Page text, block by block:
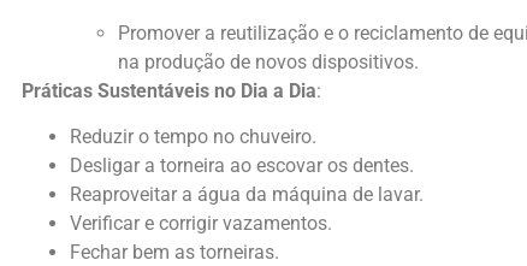
Promover a reutilização e o reciclamento de
na produção de novos dispositivos.
Práticas Sustentáveis no Dia a Dia:
Reduzir o tempo no chuveiro.
Desligar a torneira ao escovar os dentes.
Reaproveitar a água da máquina de lavar.
Verificar e corrigir vazamentos.
Fechar bem as torneiras.